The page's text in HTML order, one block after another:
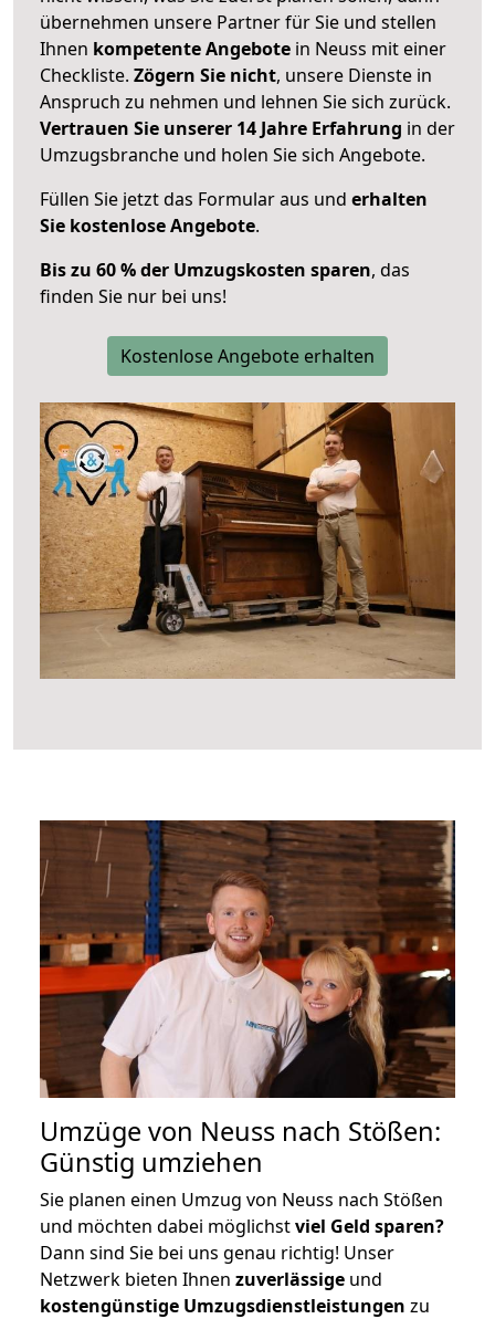
übernehmen unsere Partner für Sie und stellen
Ihnen kompetente Angebote in Neuss mit einer
Checkliste. Zögern Sie nicht, unsere Dienste in
Anspruch zu nehmen und lehnen Sie sich zurück.
Vertrauen Sie unserer 14 Jahre Erfahrung in der
Umzugsbranche und holen Sie sich Angebote.
Füllen Sie jetzt das Formular aus und erhalten
Sie kostenlose Angebote.
Bis zu 60 % der Umzugskosten sparen, das
finden Sie nur bei uns!
Kostenlose Angebote erhalten
Umzüge von Neuss nach Stößen:
Günstig umziehen
Sie planen einen Umzug von Neuss nach Stößen
und möchten dabei möglichstviel Geld sparen?
Dann sind Sie bei uns genau richtig! Unser
Netzwerk bieten Ihnen zuverlässige und
kostengünstige Umzugsdienstleistungen zu